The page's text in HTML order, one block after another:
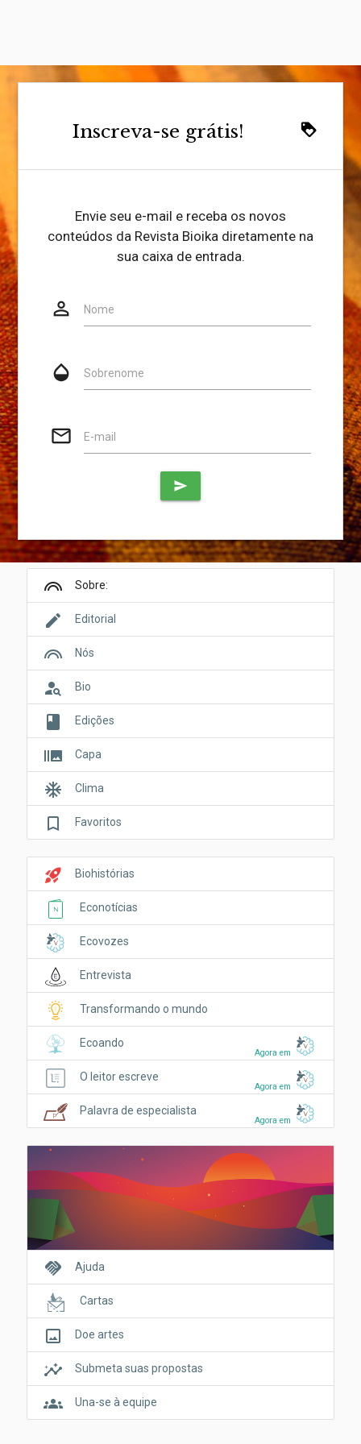
loyalty
Inscreva-se grátis!
Envie seu e-mail e receba os novos
conteúdos da Revista Bioika diretamente na
sua caixa de entrada.
person_outline Nome
opacity Sobrenome
mail_outline E-mail
Website
send
looks Sobre:
edit Editorial
looks Nós
person_search Bio
book Edições
burst_mode Capa
ac_unit Clima
bookmark_border Favoritos
rocket_launch Biohistórias
Econotícias
Ecovozes
Entrevista
Transformando o mundo
Agora em
Ecoando
Agora em
O leitor escreve
Agora em
Palavra de especialista
handshake Ajuda
Cartas
crop_original Doe artes
insights Submeta suas propostas
groups Una-se à equipe